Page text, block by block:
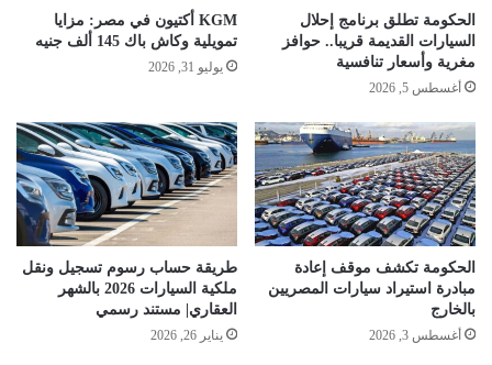
الحكومة تطلق برنامج إحلال
السيارات القديمة قريبا.. حوافز
مغرية وأسعار تنافسية
أغسطس 5, 2026
KGM أكتيون في مصر: مزايا
تمويلية وكاش باك 145 ألف جنيه
يوليو 31, 2026
الحكومة تكشف موقف إعادة
مبادرة استيراد سيارات المصريين
بالخارج
أغسطس 3, 2026
طريقة حساب رسوم تسجيل ونقل
ملكية السيارات 2026 بالشهر
العقاري| مستند رسمي
يناير 26, 2026